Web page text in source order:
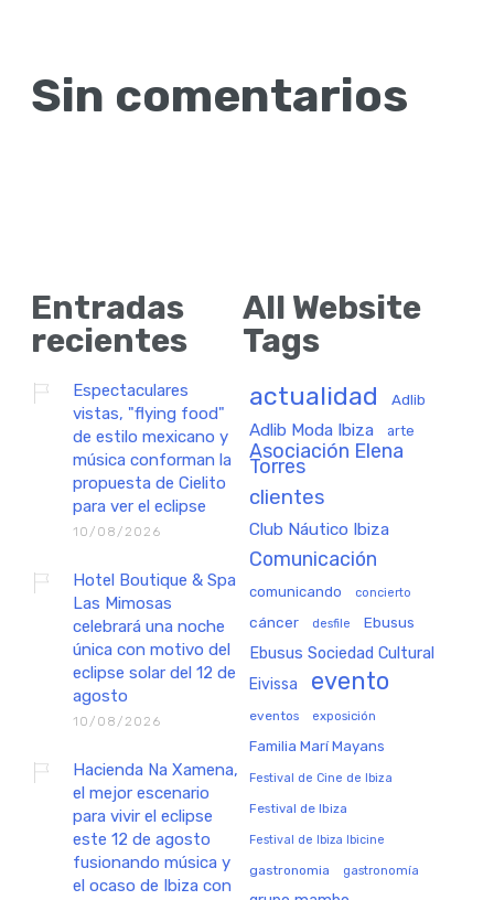
Sin comentarios
Entradas
recientes
Espectaculares
vistas, "flying food"
de estilo mexicano y
música conforman la
propuesta de Cielito
para ver el eclipse
10/08/2026
Hotel Boutique & Spa
Las Mimosas
celebrará una noche
única con motivo del
eclipse solar del 12 de
agosto
10/08/2026
Hacienda Na Xamena,
el mejor escenario
para vivir el eclipse
este 12 de agosto
fusionando música y
el ocaso de Ibiza con
All Website
Tags
actualidad Adlib
Adlib Moda Ibiza arte
Asociación Elena
Torres
clientes
Club Náutico Ibiza
Comunicación
comunicando concierto
cáncer desfile Ebusus
Ebusus Sociedad Cultural
Eivissa evento
eventos exposición
Familia Marí Mayans
Festival de Cine de Ibiza
Festival de Ibiza
Festival de Ibiza Ibicine
gastronomia gastronomía